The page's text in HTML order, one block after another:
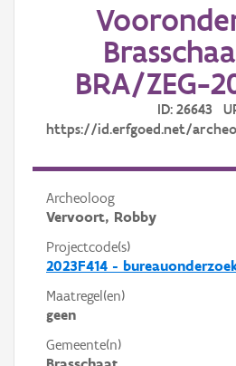
BRA/ZEG-
ID: 26643
https://id.erfgoed.net/
Archeoloog
Vervoort, Robby
Projectcode(s)
2023F414 -
Maatregel(en)
geen
Gemeente(n)